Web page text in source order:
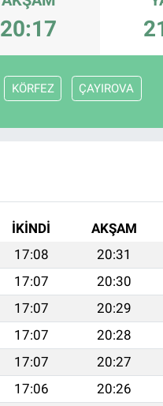
20:17
KÖRFEZ ÇAYIROVA
İKINDI AKŞAM
17:08 20:31
17:07 20:30
17:07 20:29
17:07 20:28
17:07 20:27
17:06 20:26